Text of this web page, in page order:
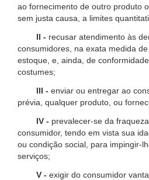
ao fornecimento de outro produto
sem justa causa, a limites
II - recusar atendimento às
consumidores, na exata medida
estoque, e, ainda, de
costumes;
III - enviar ou entregar ao
prévia, qualquer produto, ou
IV - prevalecer-se da
consumidor, tendo em vista sua
ou condição social, para impingir-
serviços;
V - exigir do consumidor